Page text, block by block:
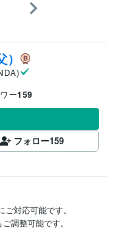
ー159
フォロー159
対応可能です。
調整可能です。